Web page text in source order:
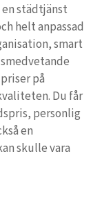
städtjänst
helt anpassad
smart
på
Du får
personlig
en
skulle vara